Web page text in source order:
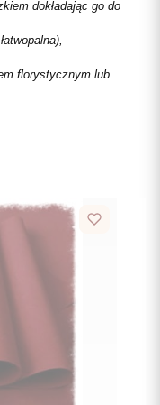
dokładając go do
florystycznym lub